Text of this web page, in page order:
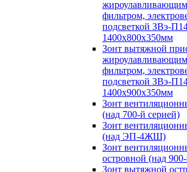
фильтром,
подсветкой ЗВэ-
1400х800х350мм
Зонт вытяжной
фильтром,
подсветкой ЗВэ-
1400х900х350мм
Зонт
(над 700-й серией)
Зонт
(над ЭП-4ЖШ)
Зонт
островной (над
Зонт вытяжной